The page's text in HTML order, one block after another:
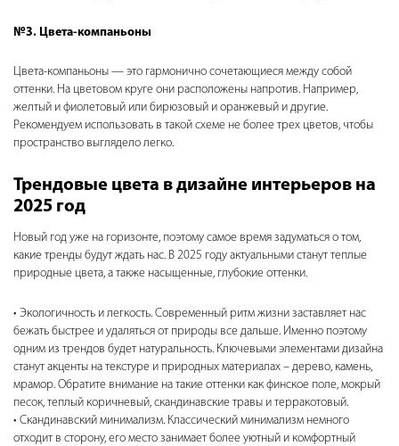
№3. Цвета-компаньоны
Цвета-компаньоны — это гармонично сочетающиеся между собой
оттенки. На цветовом круге они расположены напротив. Например,
желтый и фиолетовый или бирюзовый и оранжевый и другие.
Рекомендуем использовать в такой схеме не более трех цветов, чтобы
пространство выглядело легко.
Трендовые цвета в дизайне интерьеров на
2025 год
Новый год уже на горизонте, поэтому самое время задуматься о том,
какие тренды будут ждать нас. В 2025 году актуальными станут теплые
природные цвета, а также насыщенные, глубокие оттенки.
Экологичность и легкость. Современный ритм жизни заставляет нас
бежать быстрее и удаляться от природы все дальше. Именно поэтому
одним из трендов будет натуральность. Ключевыми элементами дизайна
станут акценты на текстуре и природных материалах – дерево, камень,
мрамор. Обратите внимание на такие оттенки как финское поле, мокрый
песок, теплый коричневый, скандинавские травы и терракотовый.
Скандинавский минимализм. Классический минимализм немного
отходит в сторону, его место занимает более уютный и комфортный